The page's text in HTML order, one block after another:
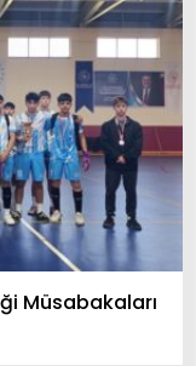
Müsabakaları